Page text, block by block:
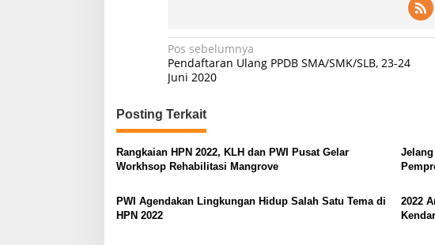
N
a
i
g
a
i
Pos sebelumnya
Pendaftaran Ulang PPDB SMA/SMK/SLB, 23-24
Juni 2020
Posting Terkait
Rangkaian HPN 2022, KLH dan PWI Pusat Gelar
Workhsop Rehabilitasi Mangrove
Jelang
PWI Agendakan Lingkungan Hidup Salah Satu Tema di
HPN 2022
2022